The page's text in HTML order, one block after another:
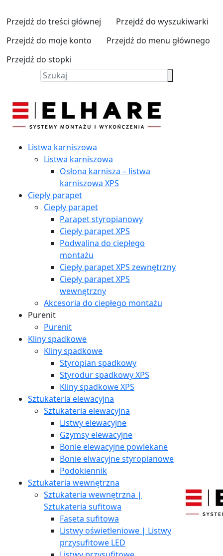
Przejdź do treści głównej
Przejdź do wyszukiwarki
Przejdź do moje konto
Przejdź do menu głównego
Przejdź do stopki
Listwa karniszowa
Listwa karniszowa
Osłona karnisza – listwa
karniszowa XPS
Ciepły parapet
Ciepły parapet
Parapet styropianowy
Ciepły parapet XPS
Podwalina do ciepłego
montażu
Ciepły parapet XPS zewnętrzny
Ciepły parapet XPS
wewnętrzny
Akcesoria do ciepłego montażu
Purenit
Purenit
Kliny spadkowe
Kliny spadkowe
Styropian spadkowy
Styrodur spadkowy XPS
Kliny spadkowe XPS
Sztukateria elewacyjna
Sztukateria elewacyjna
Listwy elewacyjne
Gzymsy elewacyjne
Bonie elewacyjne powlekane
Bonie elwacyjne styropianowe
Podokiennik
Sztukateria wewnętrzna
Sztukateria wewnętrzna |
Sztukateria sufitowa
Faseta sufitowa
Listwy oświetleniowe | Listwy
przysufitowe LED